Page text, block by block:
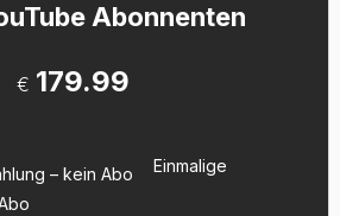
Abonnenten
€ 179.99
Einmalige